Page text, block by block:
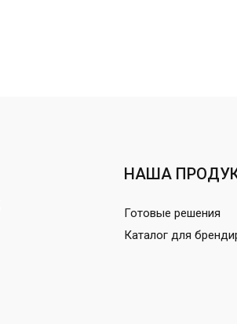
НАША
Готовые решения
Каталог для